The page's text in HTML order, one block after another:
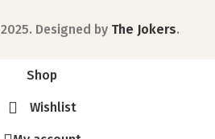
2025. Designed by The Jokers.
Shop
Wishlist